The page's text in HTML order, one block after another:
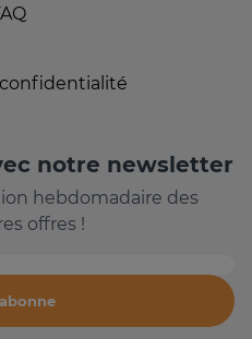
notre newsletter
hebdomadaire des
offres !